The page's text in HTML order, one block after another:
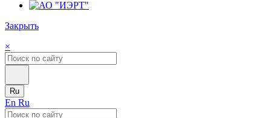
Закрыть
×
Ru
En Ru